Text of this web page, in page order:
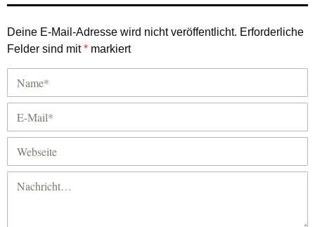
Deine E-Mail-Adresse wird nicht veröffentlicht. Erforderliche
Felder sind mit* markiert